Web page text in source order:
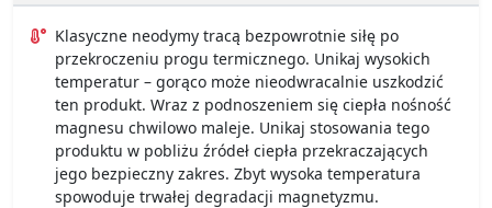
Klasyczne neodymy tracą bezpowrotnie siłę po
przekroczeniu progu termicznego. Unikaj wysokich
temperatur – gorąco może nieodwracalnie uszkodzić
ten produkt. Wraz z podnoszeniem się ciepła nośność
magnesu chwilowo maleje. Unikaj stosowania tego
produktu w pobliżu źródeł ciepła przekraczających
jego bezpieczny zakres. Zbyt wysoka temperatura
spowoduje trwałej degradacji magnetyzmu.